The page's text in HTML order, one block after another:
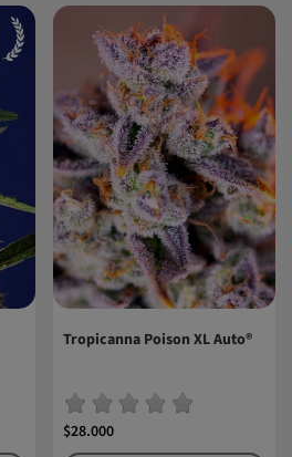
Tropicanna Poison XL Auto®
$28.000